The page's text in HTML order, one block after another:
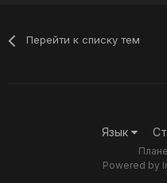
Перейти к списку тем
Язык
Powered by